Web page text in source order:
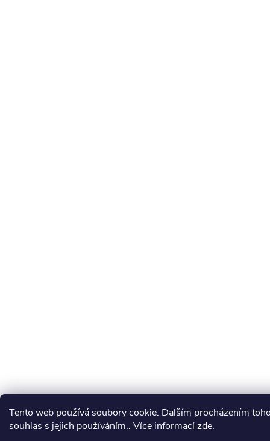
Tento web používá soubory cookie. Dalším procházením
souhlas s jejich používáním.. Více informacízde.